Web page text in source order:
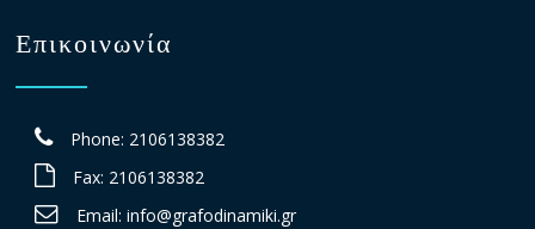
Επικοινωνία
Phone: 2106138382
Fax: 2106138382
Email: info@grafodinamiki.gr